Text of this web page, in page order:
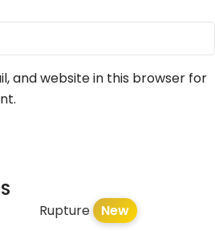
and website in this browser for
Rupture New